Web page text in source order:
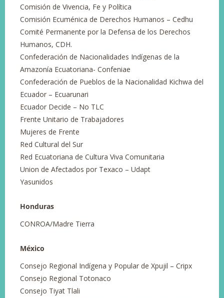
Comisión de Vivencia, Fe y Política
Comisión Ecuménica de Derechos Humanos – Cedhu
Comité Permanente por la Defensa de los Derechos
Humanos, CDH.
Confederación de Nacionalidades Indígenas de la
Amazonía Ecuatoriana- Confeniae
Confederación de Pueblos de la Nacionalidad Kichwa del
Ecuador – Ecuarunari
Ecuador Decide – No TLC
Frente Unitario de Trabajadores
Mujeres de Frente
Red Cultural del Sur
Red Ecuatoriana de Cultura Viva Comunitaria
Union de Afectados por Texaco – Udapt
Yasunidos
Honduras
CONROA/Madre Tierra
México
Consejo Regional Indígena y Popular de Xpujil – Cripx
Consejo Regional Totonaco
Consejo Tiyat Tlali